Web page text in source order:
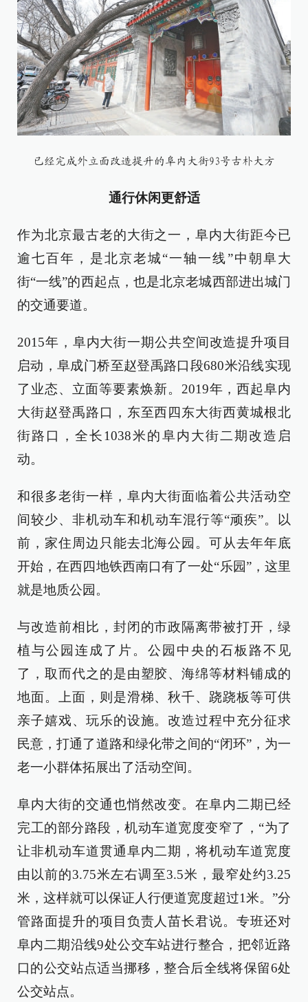
已经完成外立面改造提升的阜内大街93号古朴大方
通行休闲更舒适
作为北京最古老的大街之一，阜内大街距今已
逾七百年，是北京老城“一轴一线”中朝阜大
街“一线”的西起点，也是北京老城西部进出城门
的交通要道。
2015年，阜内大街一期公共空间改造提升项目
启动，阜成门桥至赵登禹路口段680米沿线实现
了业态、立面等要素焕新。2019年，西起阜内
大街赵登禹路口，东至西四东大街西黄城根北
街路口，全长1038米的阜内大街二期改造启
动。
和很多老街一样，阜内大街面临着公共活动空
间较少、非机动车和机动车混行等“顽疾”。以
前，家住周边只能去北海公园。可从去年年底
开始，在西四地铁西南口有了一处“乐园”，这里
就是地质公园。
与改造前相比，封闭的市政隔离带被打开，绿
植与公园连成了片。公园中央的石板路不见
了，取而代之的是由塑胶、海绵等材料铺成的
地面。上面，则是滑梯、秋千、跷跷板等可供
亲子嬉戏、玩乐的设施。改造过程中充分征求
民意，打通了道路和绿化带之间的“闭环”，为一
老一小群体拓展出了活动空间。
阜内大街的交通也悄然改变。在阜内二期已经
完工的部分路段，机动车道宽度变窄了，“为了
让非机动车道贯通阜内二期，将机动车道宽度
由以前的3.75米左右调至3.5米，最窄处约3.25
米，这样就可以保证人行便道宽度超过1米。”分
管路面提升的项目负责人苗长君说。专班还对
阜内二期沿线9处公交车站进行整合，把邻近路
口的公交站点适当挪移，整合后全线将保留6处
公交站点。